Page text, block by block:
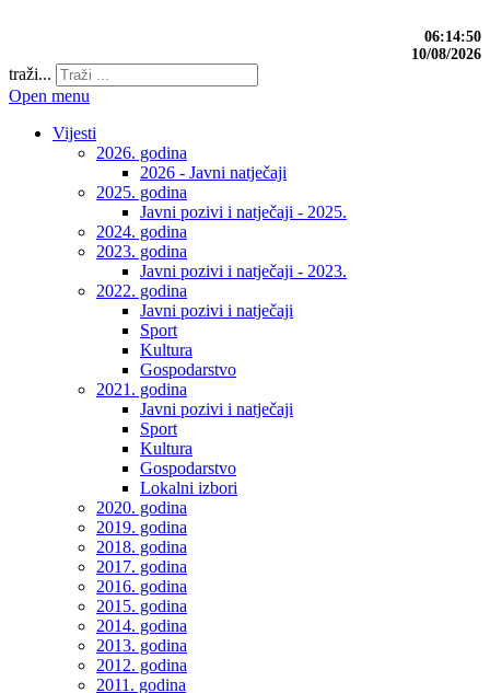
06:14:50
10/08/2026
traži...
Open menu
Vijesti
2026. godina
2026 - Javni natječaji
2025. godina
Javni pozivi i natječaji - 2025.
2024. godina
2023. godina
Javni pozivi i natječaji - 2023.
2022. godina
Javni pozivi i natječaji
Sport
Kultura
Gospodarstvo
2021. godina
Javni pozivi i natječaji
Sport
Kultura
Gospodarstvo
Lokalni izbori
2020. godina
2019. godina
2018. godina
2017. godina
2016. godina
2015. godina
2014. godina
2013. godina
2012. godina
2011. godina